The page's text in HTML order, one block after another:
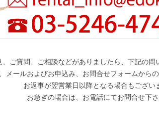
ご質問、ご相談などがありましたら、下記の問
メールおよびお申込み、お問合せフォームからの
お返事が翌営業日以降となる場合もござい
お急ぎの場合は、お電話にてお問合せ下さ